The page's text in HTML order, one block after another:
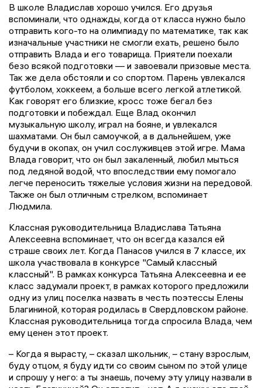
В школе Владислав хорошо учился. Его друзья
вспоминали, что однажды, когда от класса нужно было
отправить кого-то на олимпиаду по математике, так как
изначальные участники не смогли ехать, решено было
отправить Влада и его товарища. Приятели поехали
безо всякой подготовки — и завоевали призовые места.
Так же дела обстояли и со спортом. Парень увлекался
футболом, хоккеем, а больше всего легкой атлетикой.
Как говорят его близкие, кросс тоже бегал без
подготовки и побеждал. Еще Влад окончил
музыкальную школу, играл на бояне, и увлекался
шахматами. Он был самоучкой, а в дальнейшем, уже
будучи в окопах, он учил сослуживцев этой игре. Мама
Влада говорит, что он был закаленный, любил мыться
под ледяной водой, что впоследствии ему помогало
легче переносить тяжелые условия жизни на передовой.
Также он был отличным стрелком, вспоминает
Людмила.
Классная руководительница Владислава Татьяна
Алексеевна вспоминает, что он всегда казался ей
страше своих лет. Когда Панасов учился в 7 классе, их
школа участвовала в конкурсе "Самый классный
классный". В рамках конкурса Татьяна Алексеевна и ее
класс задумали проект, в рамках которого предложили
одну из улиц поселка назвать в честь поэтессы Елены
Благининой, которая родилась в Свердловском районе.
Классная руководительница тогда спросила Влада, чем
ему ценен этот проект.
– Когда я вырасту, – сказал школьник, – стану взрослым,
буду отцом, я буду идти со своим сыном по этой улице
и спрошу у него: а ты знаешь, почему эту улицу назвали в